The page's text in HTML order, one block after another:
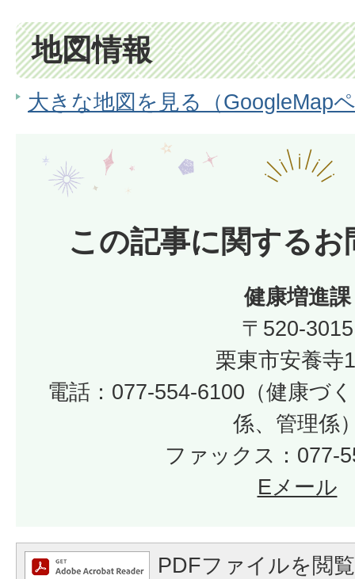
地図情報
大きな地図を見る（GoogleMap
この記事に関するお
健康増進課
〒520-3015
栗東市安養寺
電話：077-554-6100（健康づ
係、管理係
ファックス：077-
Eメール
PDFファイルを閲